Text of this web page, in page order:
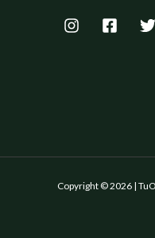
Copyright © 2026 |